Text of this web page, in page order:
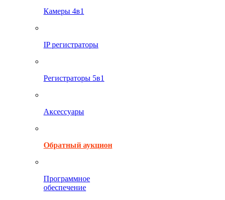
Камеры 4в1
IP регистраторы
Регистраторы 5в1
Аксессуары
Обратный аукцион
Программное
обеспечение